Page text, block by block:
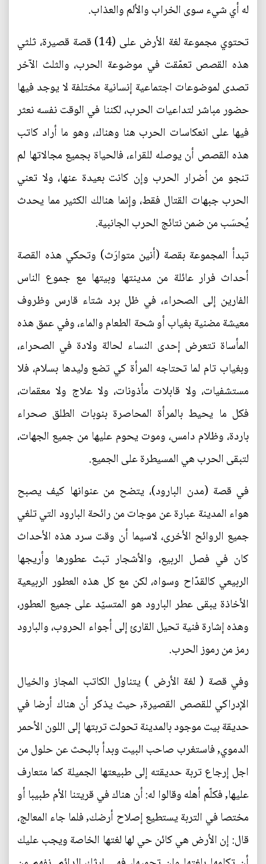
له أي شيء سوى الخراب والألم والعذاب.
تحتوي مجموعة لغة الأرض على (14) قصة قصيرة، ثلثي
هذه القصص تعمّقت في موضوعة الحرب، والثلث الآخر
تصدى لموضوعات اجتماعية إنسانية مختلفة لا يوجد فيها
حضور مباشر لتداعيات الحرب، لكننا في الوقت نفسه نعثر
فيها على انعكاسات الحرب هنا وهناك، وهو ما أراد كاتب
هذه القصص أن يوصله للقراء، فالحياة بجميع مجالاتها لم
تنجو من أضرار الحرب وإن كانت بعيدة عنها، ولا تعني
الحرب جبهات القتال فقط، وإنما هنالك الكثير مما يحدث
يُحسَب من ضمن نتائج الحرب الجانبية.
تبدأ المجموعة بقصة (أنين متوارَث) وتحكي هذه القصة
أحداث فرار عائلة من مدينتها وبيتها مع جموع الناس
الفارين إلى الصحراء، في ظل برد شتاء قارس وظروف
معيشة مضنية بغياب أو شحة الطعام والماء، وفي عمق هذه
المأساة تتعرض إحدى النساء لحالة ولادة في الصحراء،
وبغياب تام لما تحتاجه المرأة كي تضع وليدها بسلام، فلا
مستشفيات، ولا قابلات مأذونات، ولا علاج ولا معقمات،
فكل ما يحيط بالمرأة المحاصرة بنوبات الطلق صحراء
باردة، وظلام دامس، وموت يحوم عليها من جميع الجهات،
لتبقى الحرب هي المسيطرة على الجميع.
في قصة (مدن البارود)، يتضح من عنوانها كيف يصبح
هواء المدينة عبارة عن موجات من رائحة البارود التي تلغي
جميع الروائح الأخرى، لاسيما أن وقت سرد هذه الأحداث
كان في فصل الربيع، والأشجار تبث عطورها وأريجها
الربيعي كالقدّاح وسواه، لكن مع كل هذه العطور الربيعية
الأخاذة يبقى عطر البارود هو المتسيّد على جميع العطور،
وهذه إشارة فنية تحيل القارئ إلى أجواء الحروب، والبارود
رمز من رموز الحرب.
وفي قصة ( لغة الأرض ) يتناول الكاتب المجاز والخيال
الإدراكي للقصص القصيرة, حيث يذكر أن هناك أرضا في
حديقة بيت موجود بالمدينة تحولت تربتها إلى اللون الأحمر
الدموي, فاستغرب صاحب البيت وبدأ بالبحث عن حلول من
اجل إرجاع تربة حديقته إلى طبيعتها الجميلة كما متعارف
عليها, فكلّم أهله وقالوا له: أن هناك في قريتنا الأم طبيبا أو
مختصا في التربة يستطيع إصلاح أرضك, فلما جاء المعالج،
قال: إن الأرض هي كائن حي لها لغتها الخاصة ويجب عليك